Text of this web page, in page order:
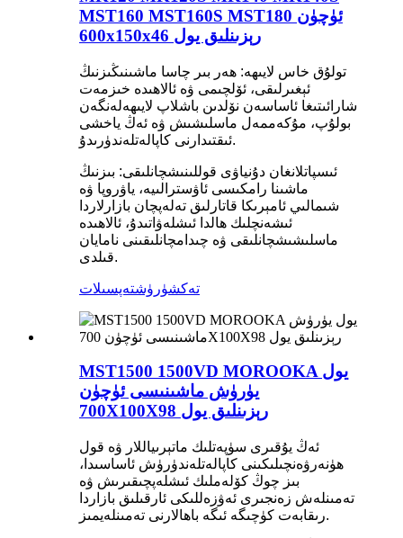
MST160 MST160S MST180 ئۈچۈن
600x150x46 رېزىنلىق يول
تولۇق خاس لايىھە: ھەر بىر چاسا ماشىنىڭىزنىڭ
ئېغىرلىقى، ئۆلچىمى ۋە ئالاھىدە خىزمەت
شارائىتىغا ئاساسەن نۆلدىن باشلاپ لايىھەلەنگەن
بولۇپ، مۇكەممەل ماسلىشىش ۋە ئەڭ ياخشى
ئىقتىدارنى كاپالەتلەندۈرىدۇ.
ئىسپاتلانغان دۇنياۋى قوللىنىشچانلىقى: بىزنىڭ
ماشىنا رامكىسى ئاۋسترالىيە، ياۋروپا ۋە
شىمالىي ئامېرىكا قاتارلىق تەلەپچان بازارلاردا
ئىشەنچلىك ھالدا ئىشلەۋاتىدۇ، ئالاھىدە
ماسلىشىشچانلىقى ۋە چىدامچانلىقىنى نامايان
قىلدى.
تەكشۈرۈشتەپسىلات
MST1500 1500VD MOROOKA يول
يۈرۈش ماشىنىسى ئۈچۈن
700X100X98 رېزىنلىق يول
ئەڭ يۇقىرى سۈپەتلىك ماتېرىياللار ۋە قول
ھۈنەرۋەنچىلىكىنى كاپالەتلەندۈرۈش ئاساسىدا،
بىز چوڭ كۆلەملىك ئىشلەپچىقىرىش ۋە
تەمىنلەش زەنجىرى ئەۋزەللىكى ئارقىلىق بازاردا
رىقابەت كۈچىگە ئىگە باھالارنى تەمىنلەيمىز.